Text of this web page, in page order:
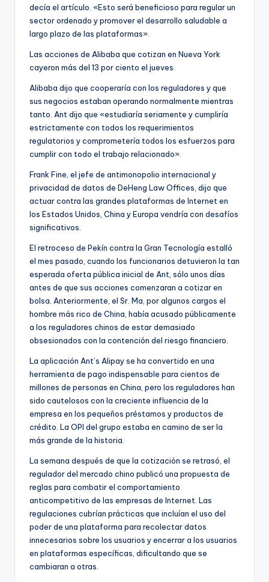
decía el artículo. «Esto será beneficioso para regular un
sector ordenado y promover el desarrollo saludable a
largo plazo de las plataformas».
Las acciones de Alibaba que cotizan en Nueva York
cayeron más del 13 por ciento el jueves.
Alibaba dijo que cooperaría con los reguladores y que
sus negocios estaban operando normalmente mientras
tanto. Ant dijo que «estudiaría seriamente y cumpliría
estrictamente con todos los requerimientos
regulatorios y comprometería todos los esfuerzos para
cumplir con todo el trabajo relacionado».
Frank Fine, el jefe de antimonopolio internacional y
privacidad de datos de DeHeng Law Offices, dijo que
actuar contra las grandes plataformas de Internet en
los Estados Unidos, China y Europa vendría con desafíos
significativos.
El retroceso de Pekín contra la Gran Tecnología estalló
el mes pasado, cuando los funcionarios detuvieron la tan
esperada oferta pública inicial de Ant, sólo unos días
antes de que sus acciones comenzaran a cotizar en
bolsa. Anteriormente, el Sr. Ma, por algunos cargos el
hombre más rico de China, había acusado públicamente
a los reguladores chinos de estar demasiado
obsesionados con la contención del riesgo financiero.
La aplicación Ant’s Alipay se ha convertido en una
herramienta de pago indispensable para cientos de
millones de personas en China, pero los reguladores han
sido cautelosos con la creciente influencia de la
empresa en los pequeños préstamos y productos de
crédito. La OPI del grupo estaba en camino de ser la
más grande de la historia.
La semana después de que la cotización se retrasó, el
regulador del mercado chino publicó una propuesta de
reglas para combatir el comportamiento
anticompetitivo de las empresas de Internet. Las
regulaciones cubrían prácticas que incluían el uso del
poder de una plataforma para recolectar datos
innecesarios sobre los usuarios y encerrar a los usuarios
en plataformas específicas, dificultando que se
cambiaran a otras.